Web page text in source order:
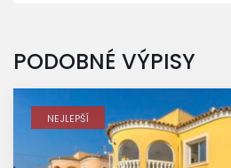
PODOBNÉ VÝPISY
NEJLEPŠÍ